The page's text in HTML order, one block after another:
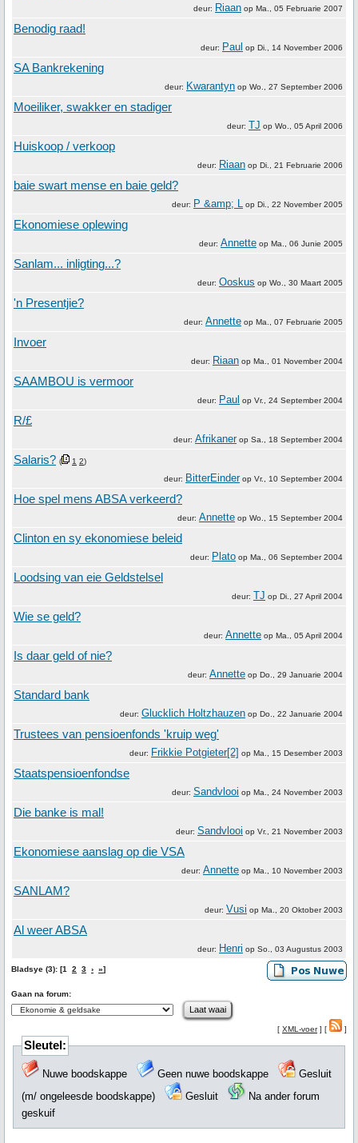
deur: Riaan op Ma., 05 Februarie 2007
Benodig raad!
deur: Paul op Di., 14 November 2006
SA Bankrekening
deur: Kwarantyn op Wo., 27 September 2006
Moeiliker, swakker en stadiger
deur: TJ op Wo., 05 April 2006
Huiskoop / verkoop
deur: Riaan op Di., 21 Februarie 2006
baie swart mense en baie geld?
deur: P &amp; L op Di., 22 November 2005
Ekonomiese oplewing
deur: Annette op Ma., 06 Junie 2005
Sanlam... inligting...?
deur: Ooskus op Wo., 30 Maart 2005
'n Presentjie?
deur: Annette op Ma., 07 Februarie 2005
Invoer
deur: Riaan op Ma., 01 November 2004
SAAMBOU is vermoor
deur: Paul op Vr., 24 September 2004
R/£
deur: Afrikanerop Sa., 18 September 2004
Salaris? ( 1 2)
deur: BitterEinderop Vr., 10 September 2004
Hoe spel mens ABSA verkeerd?
deur: Annette op Wo., 15 September 2004
Clinton en sy ekonomiese beleid
deur: Plato op Ma., 06 September 2004
Loodsing van eie Geldstelsel
deur: TJ op Di., 27 April 2004
Wie se geld?
deur: Annette op Ma., 05 April 2004
Is daar geld of nie?
deur: Annette op Do., 29 Januarie 2004
Standard bank
deur: Glucklich Holtzhauzen op Do., 22 Januarie 2004
Trustees van pensioenfonds 'kruip weg'
deur: Frikkie Potgieter[2] op Ma., 15 Desember 2003
Staatspensioenfondse
deur: Sandvlooi op Ma., 24 November 2003
Die banke is mal!
deur: Sandvlooi op Vr., 21 November 2003
Ekonomiese aanslag op die VSA
deur: Annette op Ma., 10 November 2003
SANLAM?
deur: Vusi op Ma., 20 Oktober 2003
Al weer ABSA
deur: Henri op So., 03 Augustus 2003
Bladsye (3): [1 2 3 › »]
Gaan na forum:
[ XML-voer] [ ]
Sleutel:
Nuwe boodskappe Geen nuwe boodskappe
Gesluit
(m/ ongeleesde boodskappe)
Gesluit
Na ander forum
geskuif